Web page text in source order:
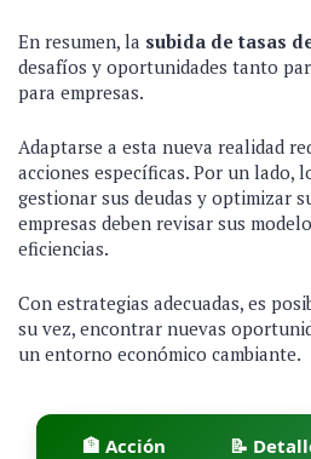
En resumen, la subida de tasas
desafíos y oportunidades tanto
para empresas.
Adaptarse a esta nueva realidad
acciones específicas. Por un lado,
gestionar sus deudas y optimizar
empresas deben revisar sus
eficiencias.
Con estrategias adecuadas, es
su vez, encontrar nuevas
un entorno económico cambiante.
🏦 Acción 📝